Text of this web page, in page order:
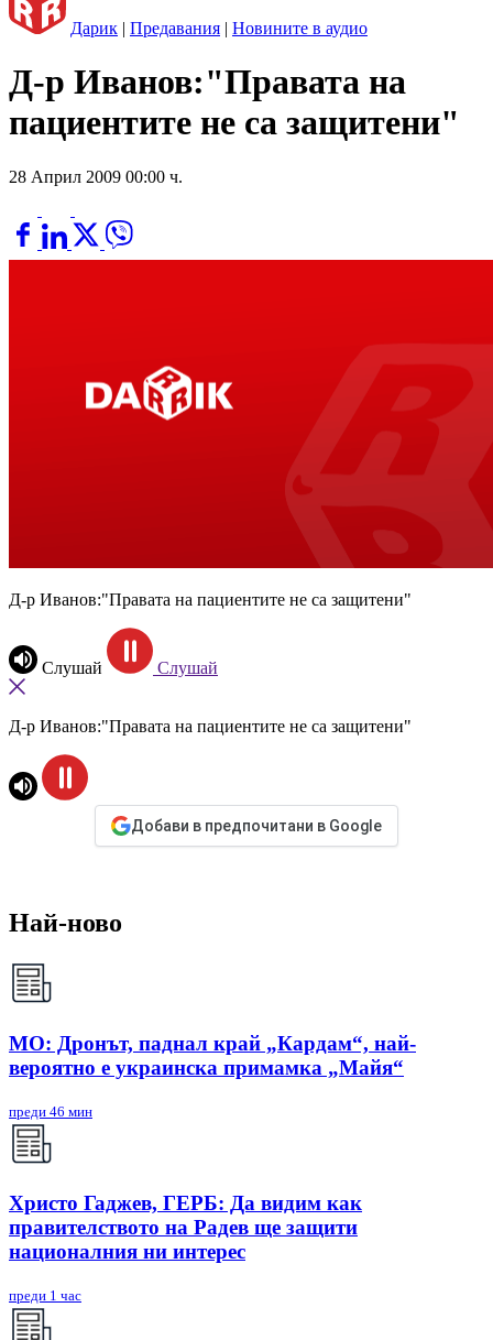
Дарик | Предавания | Новините в аудио
Д-р Иванов:"Правата на
пациентите не са защитени"
28 Април 2009 00:00 ч.
Д-р Иванов:"Правата на пациентите не са защитени"
Слушай Слушай
Д-р Иванов:"Правата на пациентите не са защитени"
Добави в предпочитани в Google
Най-ново
МО: Дронът, паднал край „Кардам“, най-
вероятно е украинска примамка „Майя“
преди 46 мин
Христо Гаджев, ГЕРБ: Да видим как
правителството на Радев ще защити
националния ни интерес
преди 1 час